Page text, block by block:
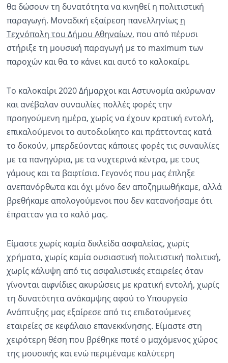
θα δώσουν τη δυνατότητα να κινηθεί η πολιτιστική
παραγωγή. Μοναδική εξαίρεση πανελληνίως η
Τεχνόπολη του Δήμου Αθηναίων, που από πέρυσι
στήριξε τη μουσική παραγωγή με το maximum των
παροχών και θα το κάνει και αυτό το καλοκαίρι.
Το καλοκαίρι 2020 Δήμαρχοι και Αστυνομία ακύρωναν
και ανέβαλαν συναυλίες πολλές φορές την
προηγούμενη ημέρα, χωρίς να έχουν κρατική εντολή,
επικαλούμενοι το αυτοδιοίκητο και πράττοντας κατά
το δοκούν, μπερδεύοντας κάποιες φορές τις συναυλίες
με τα πανηγύρια, με τα νυχτερινά κέντρα, με τους
γάμους και τα βαφτίσια. Γεγονός που μας έπληξε
ανεπανόρθωτα και όχι μόνο δεν αποζημιωθήκαμε, αλλά
βρεθήκαμε απολογούμενοι που δεν κατανοήσαμε ότι
έπρατταν για το καλό μας.
Είμαστε χωρίς καμία δικλείδα ασφαλείας, χωρίς
χρήματα, χωρίς καμία ουσιαστική πολιτιστική πολιτική,
χωρίς κάλυψη από τις ασφαλιστικές εταιρείες όταν
γίνονται αιφνίδιες ακυρώσεις με κρατική εντολή, χωρίς
τη δυνατότητα ανάκαμψης αφού το Υπουργείο
Ανάπτυξης μας εξαίρεσε από τις επιδοτούμενες
εταιρείες σε κεφάλαιο επανεκκίνησης. Είμαστε στη
χειρότερη θέση που βρέθηκε ποτέ ο μαχόμενος χώρος
της μουσικής και ενώ περιμέναμε καλύτερη